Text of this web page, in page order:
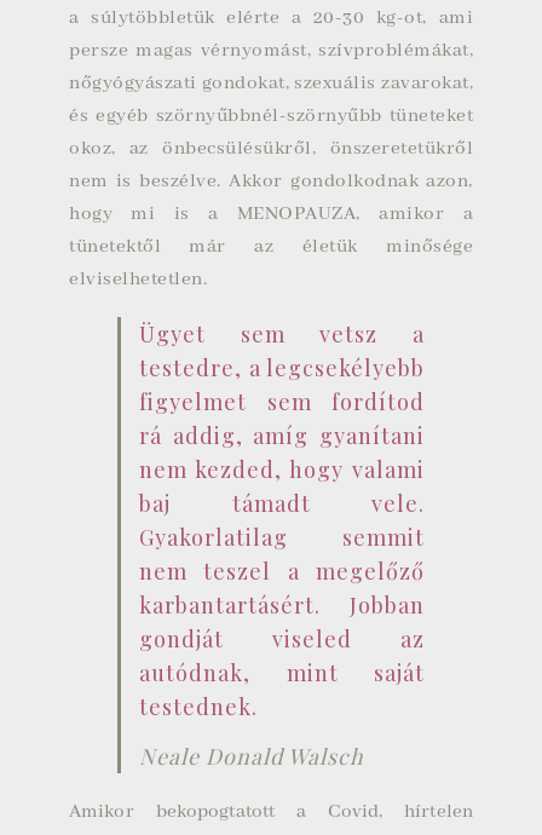
a súlytöbbletük elérte a 20-30 kg-ot, ami
persze magas vérnyomást, szívproblémákat,
nőgyógyászati gondokat, szexuális zavarokat,
és egyéb szörnyűbbnél-szörnyűbb tüneteket
okoz, az önbecsülésükről, önszeretetükről
nem is beszélve. Akkor gondolkodnak azon,
hogy mi is a MENOPAUZA, amikor a
tünetektől már az életük minősége
elviselhetetlen.
Ügyet sem vetsz a
testedre, a legcsekélyebb
figyelmet sem fordítod
rá addig, amíg gyanítani
nem kezded, hogy valami
baj támadt vele.
Gyakorlatilag semmit
nem teszel a megelőző
karbantartásért. Jobban
gondját viseled az
autódnak, mint saját
testednek.
Neale Donald Walsch
Amikor bekopogtatott a Covid, hírtelen